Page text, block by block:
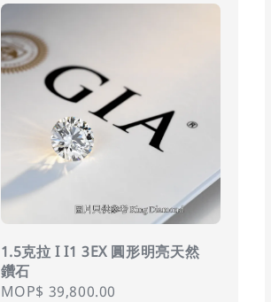
1.5克拉 I I1 3EX 圓形明亮天然
鑽石
Regular
MOP$ 39,800.00